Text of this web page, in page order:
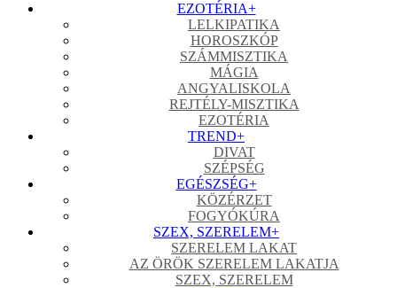
EZOTÉRIA+
LELKIPATIKA
HOROSZKÓP
SZÁMMISZTIKA
MÁGIA
ANGYALISKOLA
REJTÉLY-MISZTIKA
EZOTÉRIA
TREND+
DIVAT
SZÉPSÉG
EGÉSZSÉG+
KÖZÉRZET
FOGYÓKÚRA
SZEX, SZERELEM+
SZERELEM LAKAT
AZ ÖRÖK SZERELEM LAKATJA
SZEX, SZERELEM